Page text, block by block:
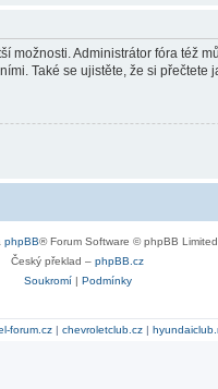
Administrátor fóra též
Také se ujistěte, že si přečtete
phpBB® Forum Software © phpBB Limited
Český překlad – phpBB.cz
Soukromí| Podmínky
forum.cz | chevroletclub.cz |